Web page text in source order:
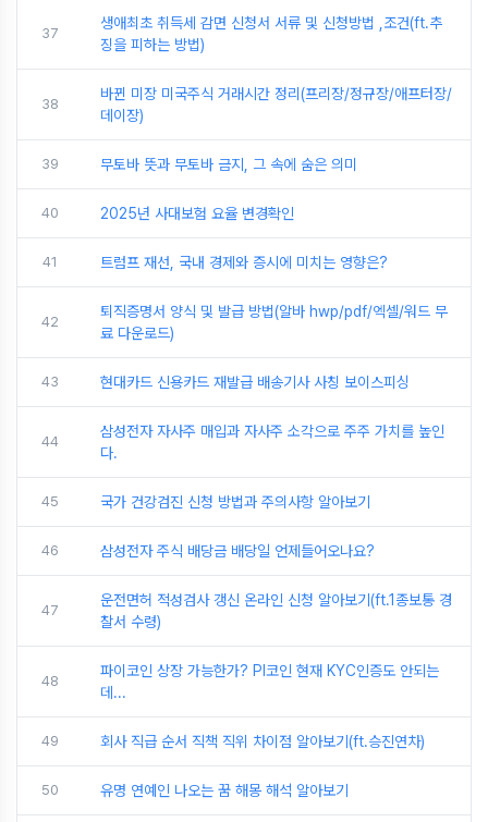
37
생애최초 취득세 감면 신청서 서류 및 신청방법 ,조건(ft.추
징을 피하는 방법)
38
바뀐 미장 미국주식 거래시간 정리(프리장/정규장/애프터장/
데이장)
39 무토바 뜻과 무토바 금지, 그 속에 숨은 의미
40 2025년 사대보험 요율 변경확인
41 트럼프 재선, 국내 경제와 증시에 미치는 영향은?
42
퇴직증명서 양식 및 발급 방법(알바 hwp/pdf/엑셀/워드 무
료 다운로드)
43 현대카드 신용카드 재발급 배송기사 사칭 보이스피싱
44
삼성전자 자사주 매입과 자사주 소각으로 주주 가치를 높인
다.
45 국가 건강검진 신청 방법과 주의사항 알아보기
46 삼성전자 주식 배당금 배당일 언제들어오나요?
47
운전면허 적성검사 갱신 온라인 신청 알아보기(ft.1종보통 경
찰서 수령)
48
파이코인 상장 가능한가? PI코인 현재 KYC인증도 안되는
데...
49 회사 직급 순서 직책 직위 차이점 알아보기(ft.승진연차)
50 유명 연예인 나오는 꿈 해몽 해석 알아보기